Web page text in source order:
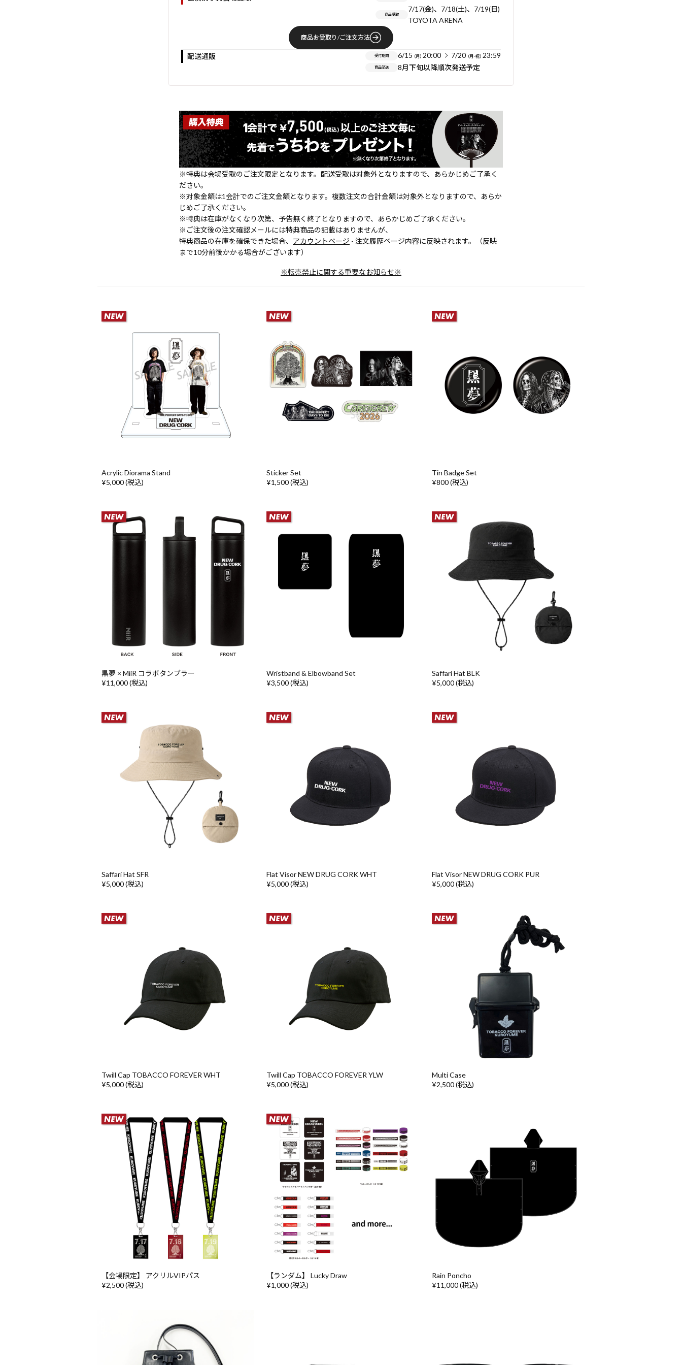
商品受取
7/17(金)、7/18(土)、7/19(日)
TOYOTA ARENA
商品お受取り/ご注文方法
配送通販 受付期間 6/15（月）20:00 7/20（月･祝）23:59
商品配送 8月下旬以降順次発送予定
※特典は会場受取のご注文限定となります。配送受取は対象外となりますので、あらかじめご了承く
ださい。
※対象金額は1会計でのご注文金額となります。複数注文の合計金額は対象外となりますので、あらか
じめご了承ください。
※特典は在庫がなくなり次第、予告無く終了となりますので、あらかじめご了承ください。
※ご注文後の注文確認メールには特典商品の記載はありませんが、
特典商品の在庫を確保できた場合、 アカウントページ - 注文履歴ページ内容に反映されます。（反映
まで10分前後かかる場合がございます）
※転売禁止に関する重要なお知らせ※
Acrylic Diorama Stand
¥5,000 (税込)
Sticker Set
¥1,500 (税込)
Tin Badge Set
¥800 (税込)
黒夢 × MiiR コラボタンブラー
¥11,000 (税込)
Wristband & Elbowband Set
¥3,500 (税込)
Saffari Hat BLK
¥5,000 (税込)
Saffari Hat SFR
¥5,000 (税込)
Flat Visor NEW DRUG CORK WHT
¥5,000 (税込)
Flat Visor NEW DRUG CORK PUR
¥5,000 (税込)
Twill Cap TOBACCO FOREVER WHT
¥5,000 (税込)
Twill Cap TOBACCO FOREVER YLW
¥5,000 (税込)
Multi Case
¥2,500 (税込)
【会場限定】 アクリルVIPパス
¥2,500 (税込)
【ランダム】 Lucky Draw
¥1,000 (税込)
Rain Poncho
¥11,000 (税込)